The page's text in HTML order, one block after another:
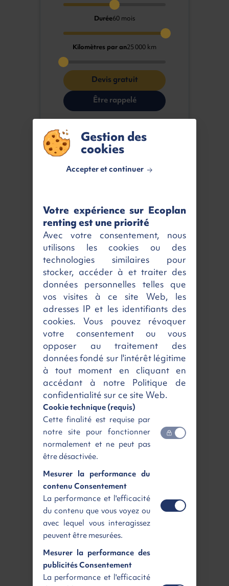
Durée60 mois
Kilomètres par an25 000 km
Devis gratuit
Être rappelé
VOTRE RETOUR GAGNANT
5 642 €
Kilométrage
Véhicule neuf
MEC
01/06/2026
Nombres de portes
4
Nombres de places
3
Couleur
Blanc
Émission CO2
183 g/km
Critair
2
Energie
Diesel
Puissance fiscale
8 cv / 150 ch
Boite de vitesse
Automatique
Livraison partout en France
LivraisonEcoplan Renting
Agence de livraison
Gratuit
Agence de livraison
dès 165 €
Livraisonà domicile
Ile de France
Région parisienne
dès 59 €HT
Toute la France
Livraison à domicile
dès 189 €
Gestion des
cookies
Accepter et continuer
Votre expérience sur Ecoplan
renting est une priorité
Avec votre consentement, nous
utilisons les cookies ou des
technologies similaires pour
stocker, accéder à et traiter des
données personnelles telles que
vos visites à ce site Web, les
adresses IP et les identifiants des
cookies. Vous pouvez révoquer
votre consentement ou vous
opposer au traitement des
données fondé sur l'intérêt légitime
à tout moment en cliquant en
accédant à notre Politique de
confidentialité sur ce site Web.
Cookie technique (requis)
Cette finalité est requise par
notre site pour fonctionner
normalement et ne peut pas
être désactivée.
Mesurer la performance du
contenu Consentement
La performance et l'efficacité
du contenu que vous voyez ou
avec lequel vous interagissez
peuvent être mesurées.
Mesurer la performance des
publicités Consentement
La performance et l'efficacité